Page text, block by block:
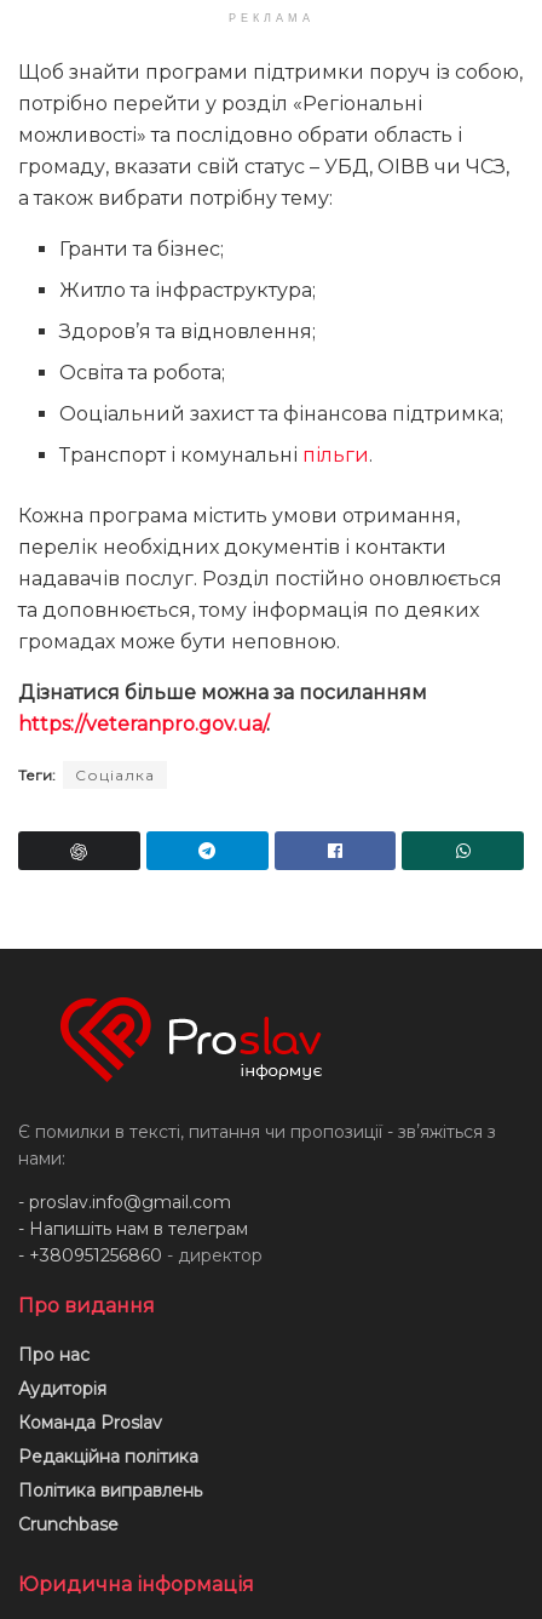
РЕКЛАМА
Щоб знайти програми підтримки поруч із собою,
потрібно перейти у розділ «Регіональні
можливості» та послідовно обрати область і
громаду, вказати свій статус – УБД, ОІВВ чи ЧСЗ,
а також вибрати потрібну тему:
Гранти та бізнес;
Житло та інфраструктура;
Здоров’я та відновлення;
Освіта та робота;
Ооціальний захист та фінансова підтримка;
Транспорт і комунальні пільги.
Кожна програма містить умови отримання,
перелік необхідних документів і контакти
надавачів послуг. Розділ постійно оновлюється
та доповнюється, тому інформація по деяких
громадах може бути неповною.
Дізнатися більше можна за посиланням
https://veteranpro.gov.ua/.
Теги: Соціалка
Є помилки в тексті, питання чи пропозиції - звʼяжіться з
нами:
- proslav.info@gmail.com
- Напишіть нам в телеграм
- +380951256860 - директор
Про видання
Про нас
Аудиторія
Команда Proslav
Редакційна політика
Політика виправлень
Crunchbase
Юридична інформація